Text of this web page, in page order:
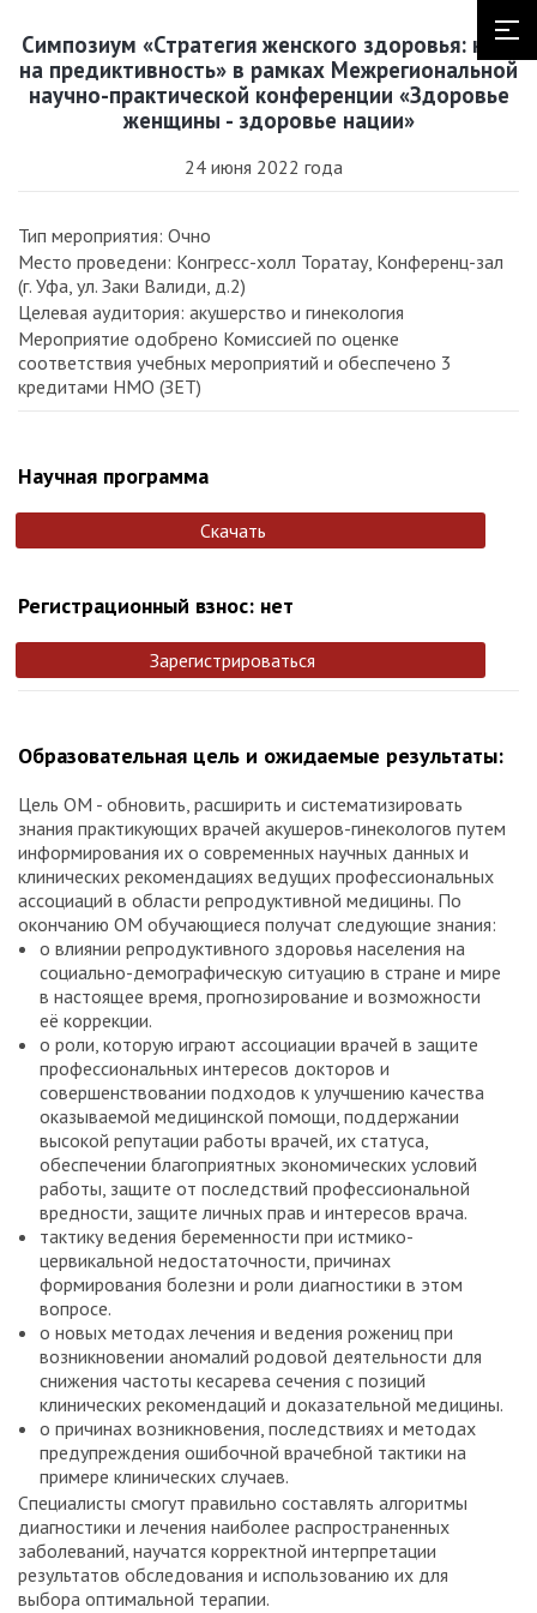
Симпозиум «Стратегия женского здоровья: курс
на предиктивность» в рамках Межрегиональной
научно-практической конференции «Здоровье
женщины - здоровье нации»
24 июня 2022 года
Тип мероприятия: Очно
Место проведени: Конгресс-холл Торатау, Конференц-зал
(г. Уфа, ул. Заки Валиди, д.2)
Целевая аудитория: акушерство и гинекология
Мероприятие одобрено Комиссией по оценке
соответствия учебных мероприятий и обеспечено 3
кредитами НМО (ЗЕТ)
Научная программа
Скачать
Регистрационный взнос: нет
Зарегистрироваться
Образовательная цель и ожидаемые результаты:
Цель ОМ - обновить, расширить и систематизировать
знания практикующих врачей акушеров-гинекологов путем
информирования их о современных научных данных и
клинических рекомендациях ведущих профессиональных
ассоциаций в области репродуктивной медицины. По
окончанию ОМ обучающиеся получат следующие знания:
о влиянии репродуктивного здоровья населения на
социально-демографическую ситуацию в стране и мире
в настоящее время, прогнозирование и возможности
её коррекции.
о роли, которую играют ассоциации врачей в защите
профессиональных интересов докторов и
совершенствовании подходов к улучшению качества
оказываемой медицинской помощи, поддержании
высокой репутации работы врачей, их статуса,
обеспечении благоприятных экономических условий
работы, защите от последствий профессиональной
вредности, защите личных прав и интересов врача.
тактику ведения беременности при истмико-
цервикальной недостаточности, причинах
формирования болезни и роли диагностики в этом
вопросе.
о новых методах лечения и ведения рожениц при
возникновении аномалий родовой деятельности для
снижения частоты кесарева сечения с позиций
клинических рекомендаций и доказательной медицины.
о причинах возникновения, последствиях и методах
предупреждения ошибочной врачебной тактики на
примере клинических случаев.
Специалисты смогут правильно составлять алгоритмы
диагностики и лечения наиболее распространенных
заболеваний, научатся корректной интерпретации
результатов обследования и использованию их для
выбора оптимальной терапии.